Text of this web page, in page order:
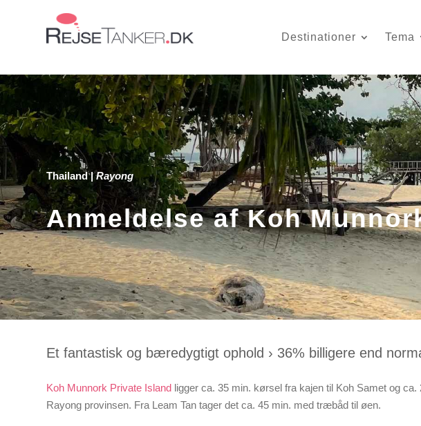
Destinationer Tema
Thailand |Rayong
Anmeldelse af Koh
Et fantastisk og bæredygtigt ophold › 36% billigere end
Koh Munnork Private Island ligger ca. 35 min. kørsel fra kajen til Koh Samet og
Rayong provinsen. Fra Leam Tan tager det ca. 45 min. med træbåd til øen.